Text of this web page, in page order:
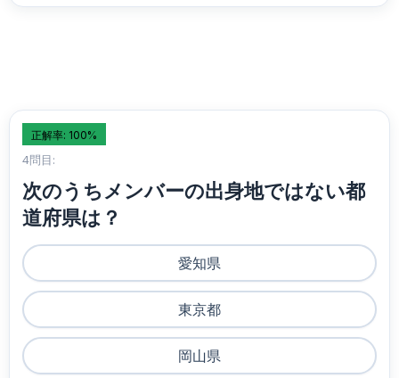
正解率: 100%
4問目:
次のうちメンバーの出身地ではない都
道府県は？
愛知県
東京都
岡山県